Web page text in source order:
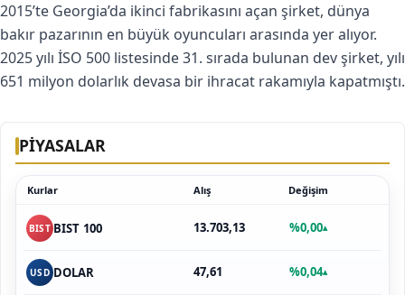
2015’te Georgia’da ikinci fabrikasını açan şirket, dünya
bakır pazarının en büyük oyuncuları arasında yer alıyor.
2025 yılı İSO 500 listesinde 31. sırada bulunan dev şirket, yılı
651 milyon dolarlık devasa bir ihracat rakamıyla kapatmıştı.
PİYASALAR
Kurlar Alış Değişim
BIST BIST 100 13.703,13 %0,00▴
USD DOLAR 47,61 %0,04▴